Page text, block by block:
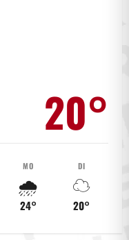
20°
MO
🌧️
24°
DI
☁️
20°